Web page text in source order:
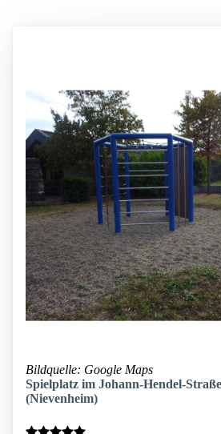
Bildquelle: Google Maps
Spielplatz im Johann-Hendel-
(Nievenheim)